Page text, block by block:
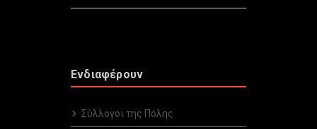
Ενδιαφέρουν
Σύλλογοι της Πόλης